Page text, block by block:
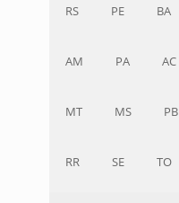
RS PE BA
AM PA AC
MT MS PB
RR SE TO